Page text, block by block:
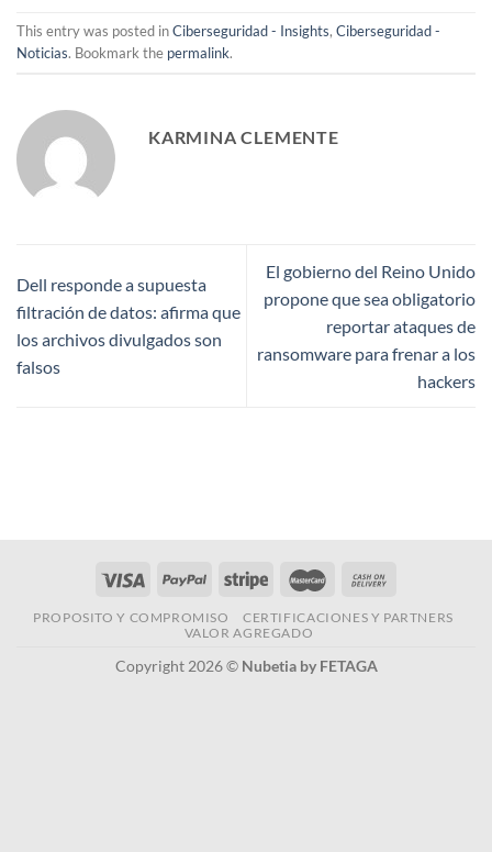
This entry was posted inCiberseguridad - Insights, Ciberseguridad -
Noticias. Bookmark the permalink.
KARMINA CLEMENTE
Dell responde a supuesta
filtración de datos: afirma que
los archivos divulgados son
falsos
El gobierno del Reino Unido
propone que sea obligatorio
reportar ataques de
ransomware para frenar a los
hackers
PROPOSITO Y COMPROMISO
CERTIFICACIONES Y PARTNERS
VALOR AGREGADO
Copyright 2026 © Nubetia by FETAGA